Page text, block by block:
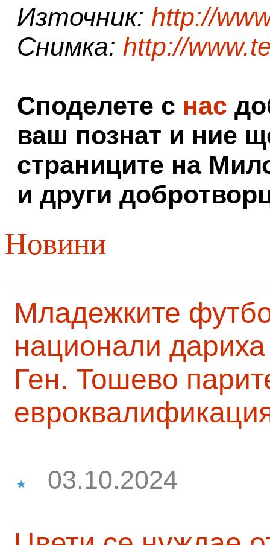
Източник: http://
Снимка: http://
Споделете с нас
ваш познат и ние
страниците на
и други
Новини
Младежките
национали
Ген. Тошево
03.10.2024